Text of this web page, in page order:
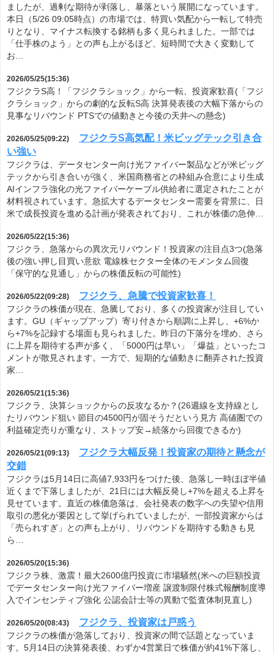
ましたが、過剰な期待が剥落し、暴落という展開になっています。
本日（5/26 09:05時点）の市場では、特買い気配から一転して特売
りとなり、マイナス転換する銘柄も多く見られました。一部では
「仕手株のよう」との声も上がるほど、短時間で大きく変動して
お…
2026/05/25(15:36)
フジクラS高！「フジクラショック」から一転、投資家歓喜(「フジ
クラショック」からの劇的な反転S高 決算発表後の大幅下落からの
見事なリバウンド PTSでの値動きと今後の天井への懸念)
2026/05/25(09:22)
フジクラS高気配！米ビッグテック引き合
い強い
フジクラは、データセンター向け光ファイバー製品などが米ビッグ
テックから引き合いが強く、米国商務省との枠組み合意により生成
AIインフラ強化の光ファイバーケーブル供給者に選定されたことが
材料視されています。急拡大するデータセンター需要を背景に、日
米で成長投資を進める計画が発表されており、これが株価の急伸…
2026/05/22(15:36)
フジクラ、急落からの異次元リバウンド！投資家の注目点3つ(急落
後の強い押し目買い意欲 電線株セクター全体のモメンタム回復
「保守的な見通し」からの株価反転の可能性)
2026/05/22(09:28) フジクラ、急騰で投資家歓喜！
フジクラの株価が現在、急騰しており、多くの投資家が注目してい
ます。GU（ギャップアップ）寄り付きから順調に上昇し、+6%か
ら+7%を記録する場面も見られました。昨日の下落分を埋め、さら
に上昇を期待する声が多く、「5000円は早い」「爆益」といったコ
メントが散見されます。一方で、短期的な値動きに翻弄された投資
家…
2026/05/21(15:36)
フジクラ、決算ショックからの反攻なるか？(26週線を支持線とし
たリバウンド狙い 節目の4500円が固そうだという見方 高値圏での
利益確定売りが重なり、ストップ安→続落から回復できるか)
2026/05/21(09:13)
フジクラ大幅反発！投資家の期待と懸念が
交錯
フジクラは5月14日に高値7,933円をつけた後、急落し一時ほぼ半値
近くまで下落しましたが、21日には大幅反発し+7%を超える上昇を
見せています。直近の株価急落は、会社発表の数字への失望や信用
取引の悪化が要因として挙げられていましたが、一部投資家からは
「売られすぎ」との声も上がり、リバウンドを期待する動きも見
ら…
2026/05/20(15:36)
フジクラ株、激震！最大2600億円投資に市場騒然(米への巨額投資
でデータセンター向け光ファイバー増産 譲渡制限付株式報酬制度導
入でインセンティブ強化 公認会計士等の異動で監査体制見直し)
2026/05/20(08:43) フジクラ、投資家は戸惑う
フジクラの株価が急落しており、投資家の間で話題となっていま
す。5月14日の決算発表後、わずか4営業日で株価が約41%下落し、